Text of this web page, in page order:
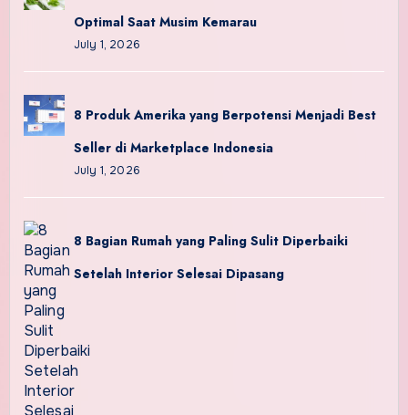
Optimal Saat Musim Kemarau
July 1, 2026
8 Produk Amerika yang Berpotensi Menjadi Best
Seller di Marketplace Indonesia
July 1, 2026
8 Bagian Rumah yang Paling Sulit Diperbaiki
Setelah Interior Selesai Dipasang